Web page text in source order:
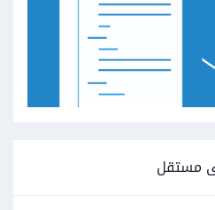
مستقل